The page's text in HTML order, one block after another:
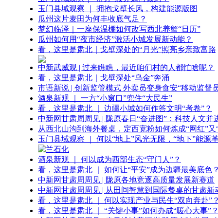
玉门县域观察 ｜ 拥抱戈壁长风，构建能源版图
瓜州这片麦田为何丰收底气足？
梦幻临泽｜一座保温棚如何改写西北养蟹“日历”
瓜州如何用“夜市经济”激活小城发展新动能？
看，这里是肃北｜戈壁深处的“月光”照亮乡亲致富路
中新武威观 | 过来瞧瞧，最近咱们村的人都忙啥呢？
看，这里是肃北｜戈壁深处“乌金”奔涌
市语新说 | 创新监管模式 外卖员变身食安“移动监督
酒泉新观 ｜ 一方“小窗口”兜住“大民生”
看，这里是肃北 ｜ 边疆小城如何作答文明“考卷”？
中新网甘肃周周见 | 陇原春日“奋进图”：科技人文并
从西北山沟到海外餐桌，定西宽粉如何炼成“网红”又
玉门县域观察 ｜ 何以“地上”风光无限，“地下”能源
酒泉新观 ｜ 何以成为西部生态“守门人”？
看，这里是肃北 ｜ 如何让“平安”成为边疆最美底色？
中新网甘肃周周见 | 陇原各地竞逐高质量发展新赛道
中新网甘肃周周见 | 从田间智慧到国际餐桌的甘肃新
看，这里是肃北 ｜ 何以实现产业与民生“双向奔赴”？
看，这里是肃北 ｜ “关键小事”如何办成“暖心大事”？